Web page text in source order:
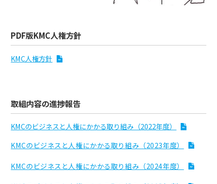
PDF版KMC人権方針
KMC人権方針
取組内容の進捗報告
KMCのビジネスと人権にかかる取り組み（2022年度）
KMCのビジネスと人権にかかる取り組み（2023年度）
KMCのビジネスと人権にかかる取り組み（2024年度）